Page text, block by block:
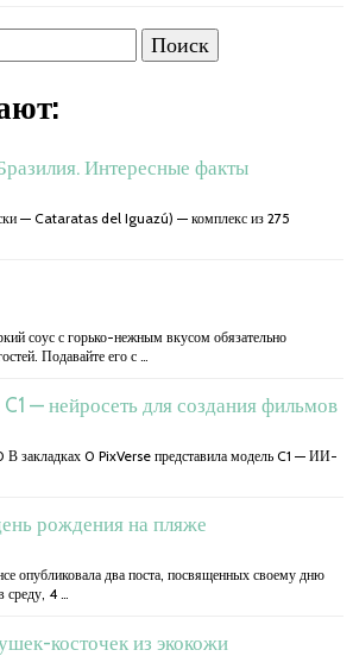
Интересные факты
— Cataratas del Iguazú) — комплекс из 275
соус с горько-нежным вкусом обязательно
Подавайте его с …
— нейросеть для создания фильмов
В закладках 0 PixVerse представила модель C1 — ИИ-
рождения на пляже
опубликовала два поста, посвященных своему дню
среду, 4 …
косточек из экокожи